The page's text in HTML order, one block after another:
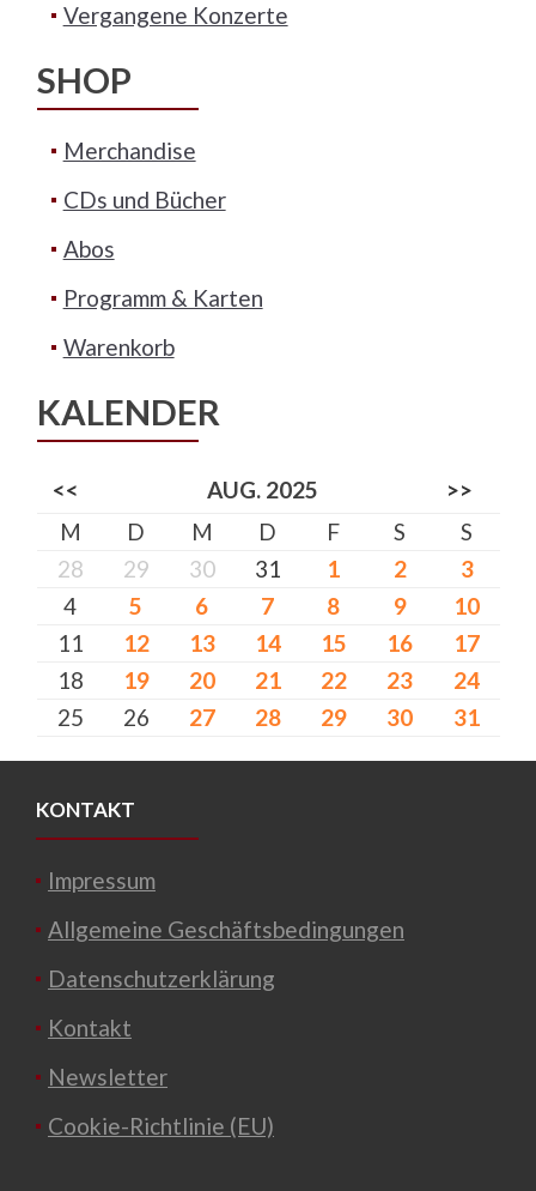
Vergangene Konzerte
SHOP
Merchandise
CDs und Bücher
Abos
Programm & Karten
Warenkorb
KALENDER
<< AUG. 2025
>>
M
D M D F S
S
28
29 30 31 1 2
3
4
5 6 7 8 9
10
11
12 13 14 15 16
17
18
19 20 21 22 23
24
25
26 27 28 29 30 31
KONTAKT
Impressum
Allgemeine Geschäftsbedingungen
Datenschutzerklärung
Kontakt
Newsletter
Cookie-Richtlinie (EU)